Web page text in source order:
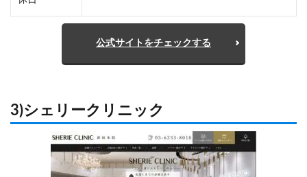
公式サイトをチェックする
3)シェリークリニック